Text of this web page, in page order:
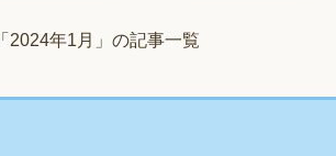
「2024年1月」の記事一覧